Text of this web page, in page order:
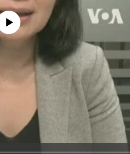
currently available